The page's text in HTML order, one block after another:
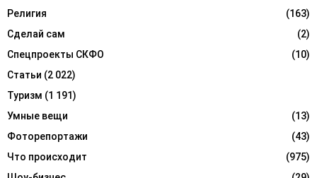
Религия
(163)
Сделай сам
(2)
Спецпроекты СКФО
(10)
Статьи (2 022)
Туризм (1 191)
Умные вещи
(13)
Фоторепортажи
(43)
Что происходит
(975)